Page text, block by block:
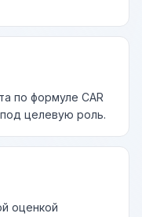
по формуле CAR
целевую роль.
оценкой